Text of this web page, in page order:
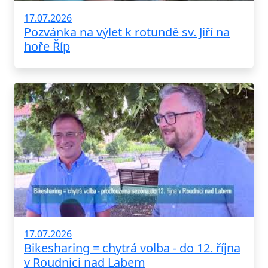
17.07.2026
Pozvánka na výlet k rotundě sv. Jiří na
hoře Říp
17.07.2026
Bikesharing = chytrá volba - do 12. října
v Roudnici nad Labem